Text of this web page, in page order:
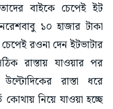
বাইকে চেপেই ইট
১০ হাজার টাকা
রওনা দেন ইটভাটার
রাস্তায় যাওয়ার পর
রাস্তা ধরে
কোথায় নিয়ে যাওয়া হচ্ছে